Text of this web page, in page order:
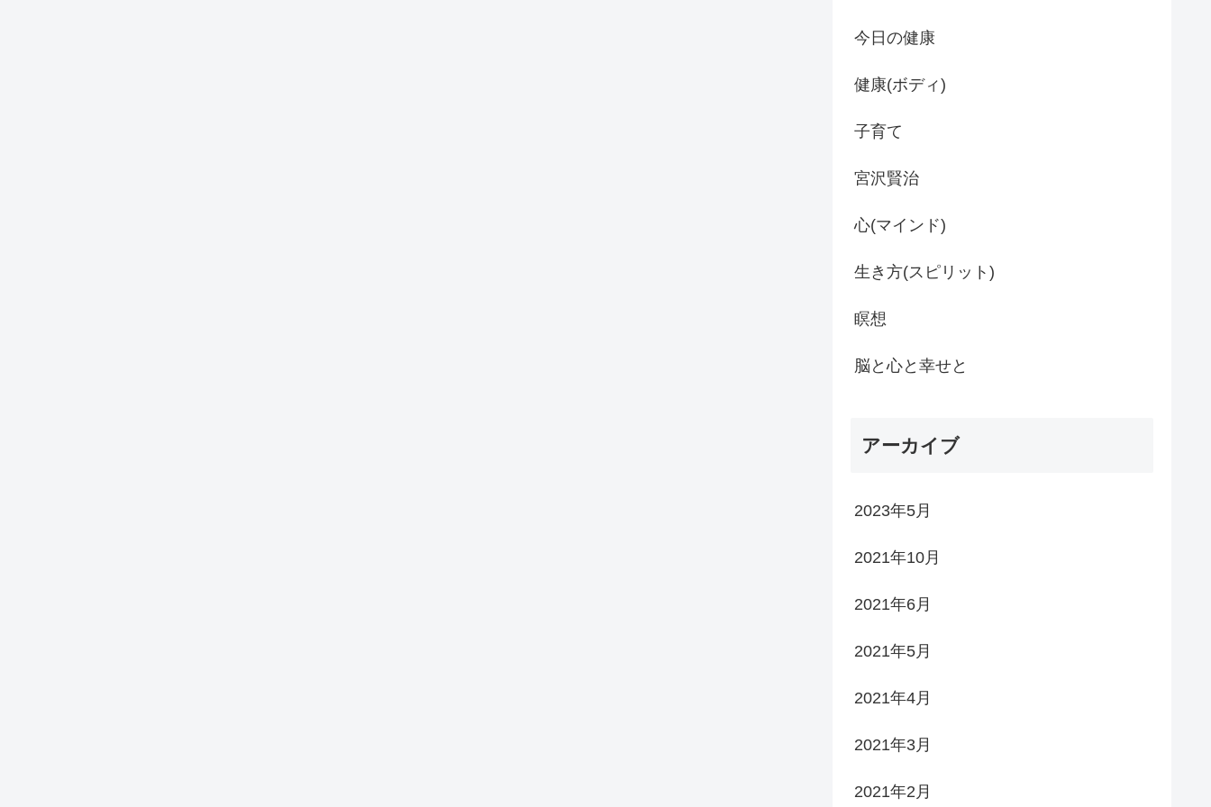
今日の健康
健康(ボディ)
子育て
宮沢賢治
心(マインド)
生き方(スピリット)
瞑想
脳と心と幸せと
アーカイブ
2023年5月
2021年10月
2021年6月
2021年5月
2021年4月
2021年3月
2021年2月